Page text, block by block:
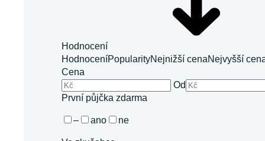
Hodnocení
HodnoceníPopularityNejnižší cenaNejvyšší
Cena
Od
První půjčka zdarma
– ano ne